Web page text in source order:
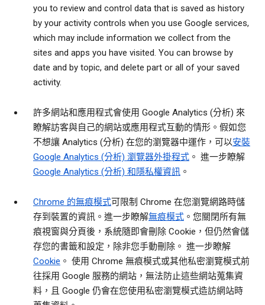
you to review and control data that is saved as history
by your activity controls when you use Google services,
which may include information we collect from the
sites and apps you have visited. You can browse by
date and by topic, and delete part or all of your saved
activity.
許多網站和應用程式會使用 Google Analytics (分析) 來
瞭解訪客與自己的網站或應用程式互動的情形。假如您
不想讓 Analytics (分析) 在您的瀏覽器中運作，可以安裝
Google Analytics (分析) 瀏覽器外掛程式 。 進一步瞭解
Google Analytics (分析) 和隱私權資訊 。
Chrome 的無痕模式可限制 Chrome 在您瀏覽網路時儲
存到裝置的資訊。進一步瞭解無痕模式 。您關閉所有無
痕視窗與分頁後，系統隨即會刪除 Cookie，但仍然會儲
存您的書籤和設定，除非您手動刪除。 進一步瞭解
Cookie 。 使用 Chrome 無痕模式或其他私密瀏覽模式前
往採用 Google 服務的網站，無法防止這些網站蒐集資
料，且 Google 仍會在您使用私密瀏覽模式造訪網站時